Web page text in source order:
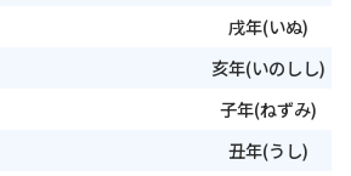
戌年(いぬ)
亥年(いのしし)
子年(ねずみ)
丑年(うし)